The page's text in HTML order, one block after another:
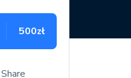
500zł
Share